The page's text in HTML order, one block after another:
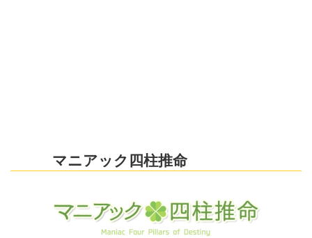
マニアック四柱推命